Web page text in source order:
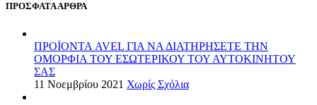
ΠΡΟΣΦΑΤΑ ΑΡΘΡΑ
ΠΡΟΪΟΝΤΑ AVEL ΓΙΑ ΝΑ ΔΙΑΤΗΡΗΣΕΤΕ ΤΗΝ
ΟΜΟΡΦΙΑ ΤΟΥ ΕΣΩΤΕΡΙΚΟΥ ΤΟΥ ΑΥΤΟΚΙΝΗΤΟΥ
ΣΑΣ
11 Νοεμβρίου 2021 Χωρίς Σχόλια